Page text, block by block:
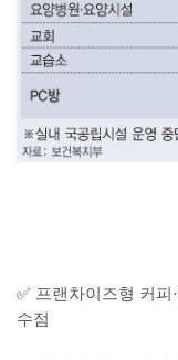
✅ 프랜차이즈형 커피
수점